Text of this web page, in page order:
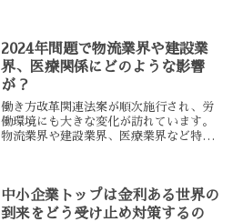
2024年問題で物流業界や建設業
界、医療関係にどのような影響
が？
働き方改革関連法案が順次施行され、労
働環境にも大きな変化が訪れています。
物流業界や建設業界、医療業界など特に
すべての業界で適用さ...
中小企業トップは金利ある世界の
到来をどう受け止め対策するの